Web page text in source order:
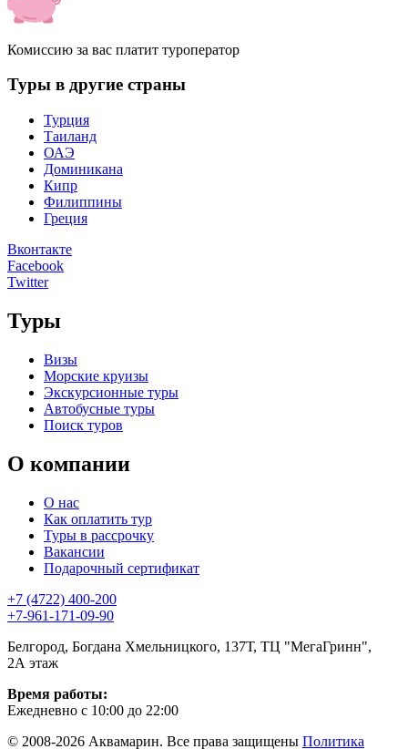
Комиссию за вас платит туроператор
Туры в другие страны
Турция
Таиланд
ОАЭ
Доминикана
Кипр
Филиппины
Греция
Вконтакте
Facebook
Twitter
Туры
Визы
Морские круизы
Экскурсионные туры
Автобусные туры
Поиск туров
О компании
О нас
Как оплатить тур
Туры в рассрочку
Вакансии
Подарочный сертификат
+7 (4722) 400-200
+7-961-171-09-90
Белгород, Богдана Хмельницкого, 137Т, ТЦ "МегаГринн",
2А этаж
Время работы:
Ежедневно с 10:00 до 22:00
© 2008-2026 Аквамарин. Все права защищены Политика